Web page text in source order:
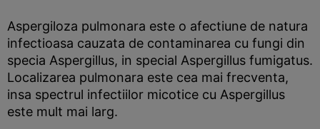
Aspergiloza pulmonara este o afectiune de natura
infectioasa cauzata de contaminarea cu fungi din
specia Aspergillus, in special Aspergillus fumigatus.
Localizarea pulmonara este cea mai frecventa,
insa spectrul infectiilor micotice cu Aspergillus
este mult mai larg.